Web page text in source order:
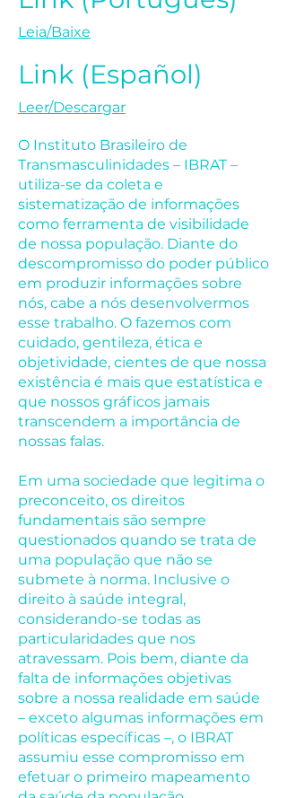
Leia/Baixe
Link (Español)
Leer/Descargar
O Instituto Brasileiro de
Transmasculinidades – IBRAT –
utiliza-se da coleta e
sistematização de informações
como ferramenta de visibilidade
de nossa população. Diante do
descompromisso do poder público
em produzir informações sobre
nós, cabe a nós desenvolvermos
esse trabalho. O fazemos com
cuidado, gentileza, ética e
objetividade, cientes de que nossa
existência é mais que estatística e
que nossos gráficos jamais
transcendem a importância de
nossas falas.
Em uma sociedade que legitima o
preconceito, os direitos
fundamentais são sempre
questionados quando se trata de
uma população que não se
submete à norma. Inclusive o
direito à saúde integral,
considerando-se todas as
particularidades que nos
atravessam. Pois bem, diante da
falta de informações objetivas
sobre a nossa realidade em saúde
– exceto algumas informações em
políticas específicas –, o IBRAT
assumiu esse compromisso em
efetuar o primeiro mapeamento